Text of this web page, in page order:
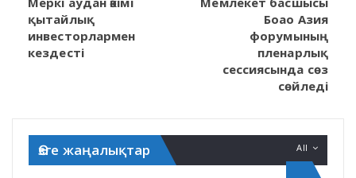
қытайлық
инвесторлармен
кездесті
Боао Азия
форумының
пленарлық
сессиясында сөз
сөйледі
All
Өзге жаңалықтар